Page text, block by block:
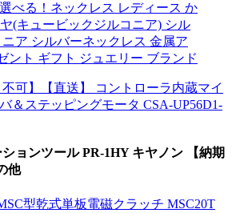
べる！ネックレス レディース か
(キュービックジルコニア) シル
ア シルバーネックレス 金属ア
ント ギフト ジュエリー ブランド
可】【直送】 コントローラ内蔵マイ
＆ステッピングモータ CSA-UP56D1-
ョンツール PR-1HY キヤノン 【納期
他
型乾式単板電磁クラッチ MSC20T